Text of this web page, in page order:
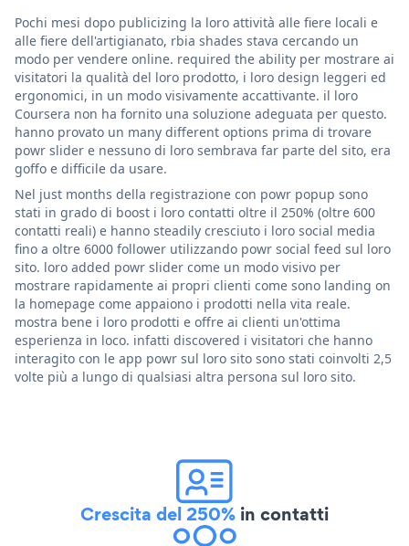
Pochi mesi dopo publicizing la loro attività alle fiere locali e
alle fiere dell'artigianato, rbia shades stava cercando un
modo per vendere online. required the ability per mostrare ai
visitatori la qualità del loro prodotto, i loro design leggeri ed
ergonomici, in un modo visivamente accattivante. il loro
Coursera non ha fornito una soluzione adeguata per questo.
hanno provato un many different options prima di trovare
powr slider e nessuno di loro sembrava far parte del sito, era
goffo e difficile da usare.
Nel just months della registrazione con powr popup sono
stati in grado di boost i loro contatti oltre il 250% (oltre 600
contatti reali) e hanno steadily cresciuto i loro social media
fino a oltre 6000 follower utilizzando powr social feed sul loro
sito. loro added powr slider come un modo visivo per
mostrare rapidamente ai propri clienti come sono landing on
la homepage come appaiono i prodotti nella vita reale.
mostra bene i loro prodotti e offre ai clienti un'ottima
esperienza in loco. infatti discovered i visitatori che hanno
interagito con le app powr sul loro sito sono stati coinvolti 2,5
volte più a lungo di qualsiasi altra persona sul loro sito.
Crescita del 250% in contatti